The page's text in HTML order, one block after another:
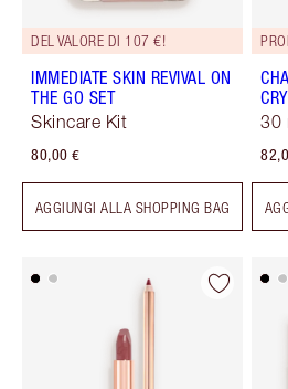
DEL VALORE DI 107 €!
IMMEDIATE SKIN REVIVAL ON
THE GO SET
Skincare Kit
80,00 €
AGGIUNGI ALLA SHOPPING BAG
30